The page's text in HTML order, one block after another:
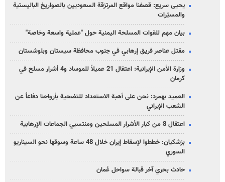
يحيى سريع: قصفنا مواقع المرتزقة السعوديين بالصواريخ الباليستية
والمسيّرات
بيان مهم للقوات المسلحة اليمنية حول "عملية واسعة وخاصة"
مقتل عناصر فريق إرهابي في جنوب محافظة سيستان وبلوشستان
وزارة الأمن الإيرانية: اعتقال 21 عميلاً للموساد و4 أشرار مسلح في
كرمان
العميد بهمرد: نحن على أهبة الاستعداد للتضحية بأرواحنا دفاعاً عن
الشعب الإيراني
اعتقال 8 من كبار الأشرار المسلحين ومنتسبي الجماعات الإرهابية
بزشكيان: خططوا لإسقاط إيران خلال 48 ساعة وسوقها نحو السيناريو
السوري
حادث بحري آخر قبالة سواحل عُمان